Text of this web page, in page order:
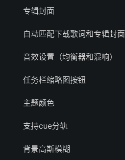
专辑封面
自动匹配下载歌词和专辑封面
音效设置（均衡器和混响）
任务栏缩略图按钮
主题颜色
支持cue分轨
背景高斯模糊